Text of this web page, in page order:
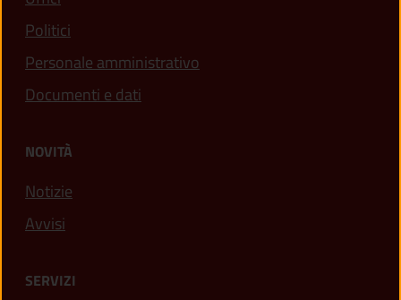
Politici
Personale amministrativo
Documenti e dati
NOVITÀ
Notizie
Avvisi
SERVIZI